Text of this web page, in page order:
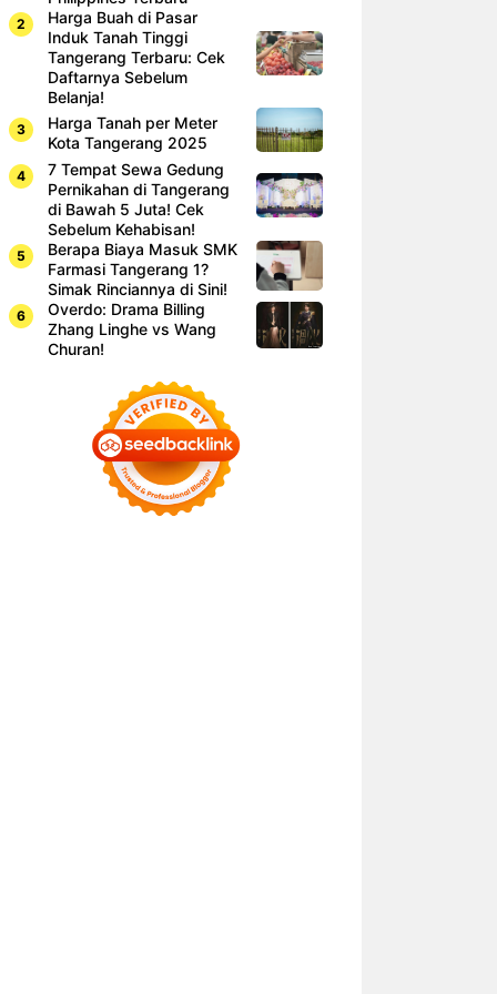
Harga Buah di Pasar
Induk Tanah Tinggi
Tangerang Terbaru: Cek
Daftarnya Sebelum
Belanja!
Harga Tanah per Meter
Kota Tangerang 2025
7 Tempat Sewa Gedung
Pernikahan di Tangerang
di Bawah 5 Juta! Cek
Sebelum Kehabisan!
Berapa Biaya Masuk SMK
Farmasi Tangerang 1?
Simak Rinciannya di Sini!
Overdo: Drama Billing
Zhang Linghe vs Wang
Churan!